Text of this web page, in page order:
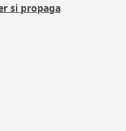
si propaga